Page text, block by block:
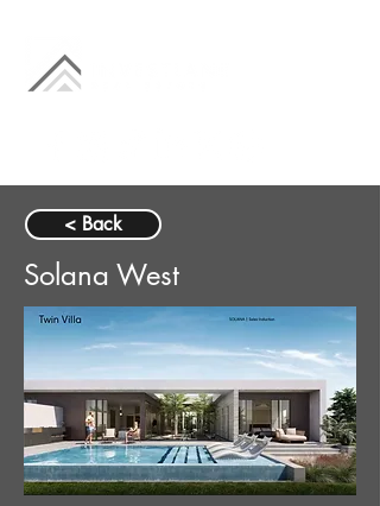
< Back
Solana West